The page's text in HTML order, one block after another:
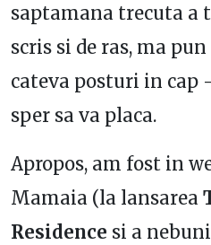
saptamana trecuta a
scris si de ras, ma
cateva posturi in cap
sper sa va placa.
Apropos, am fost in
Mamaia (la lansarea
Residence si a